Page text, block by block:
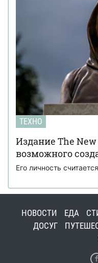
ТЕХНО
Издание The
возможного
Его личность
НОВОСТИ ЕДА
ДОСУГ